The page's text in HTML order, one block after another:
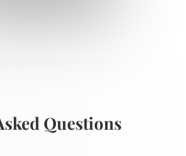
Questions